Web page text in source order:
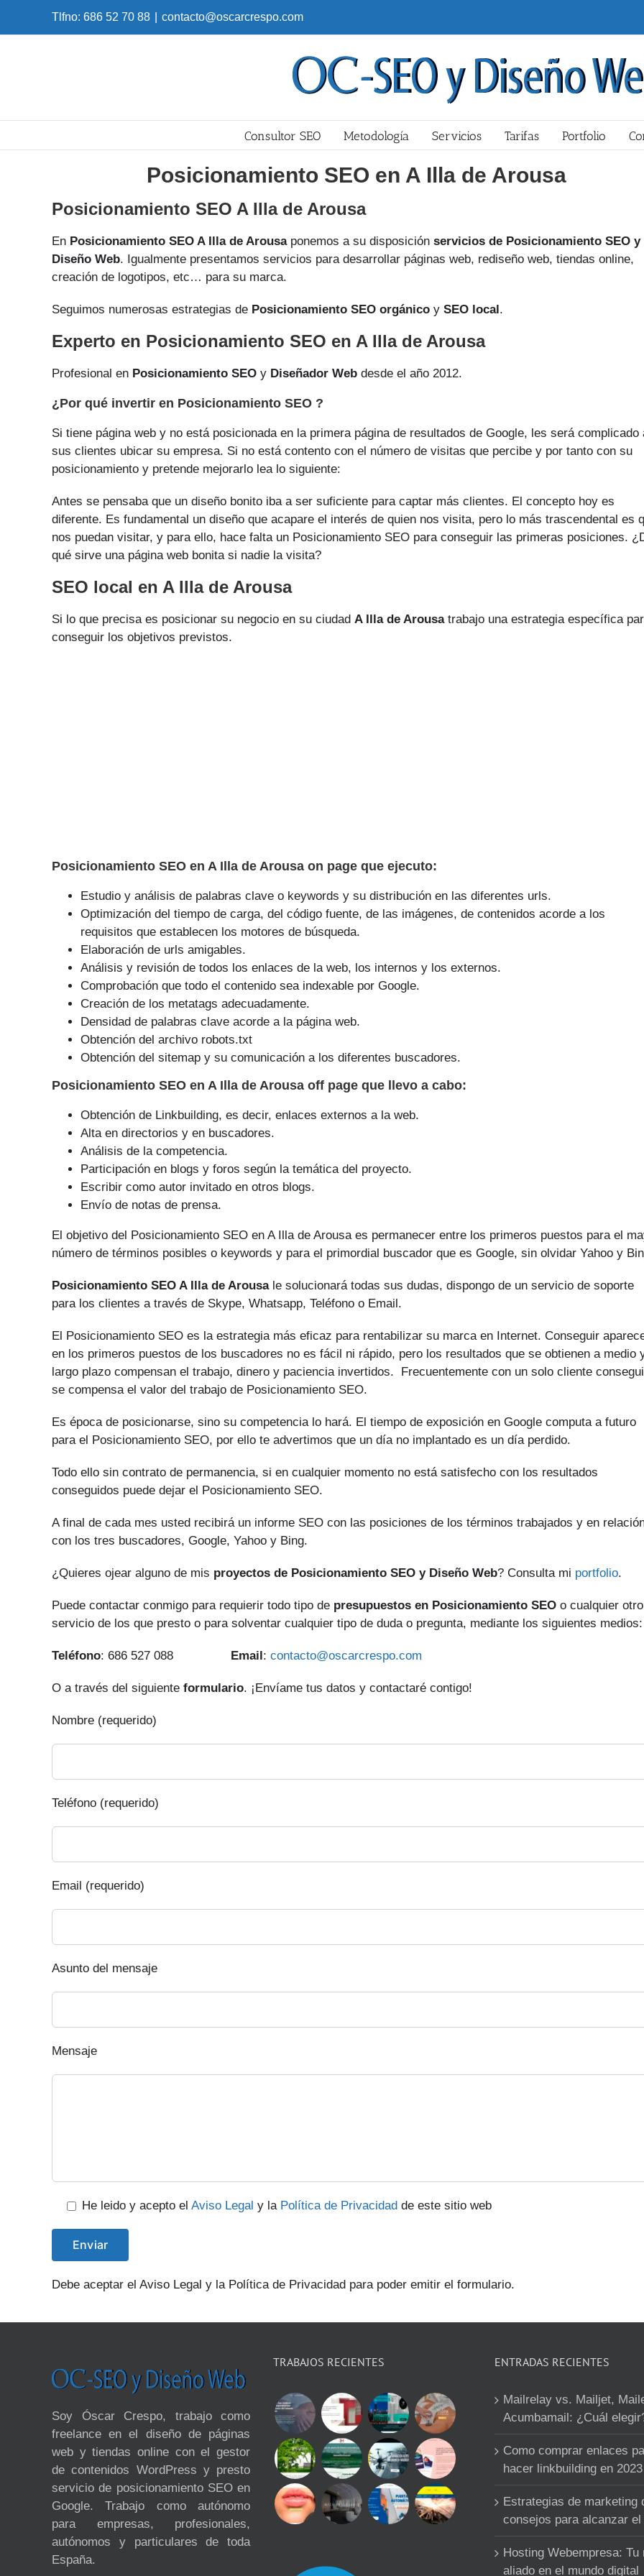
Tlfno: 686 52 70 88 contacto@oscarcrespo.com
Consultor SEO Metodología Servicios Tarifas Portfolio
Posicionamiento SEO en A Illa de Arousa
Posicionamiento SEO A Illa de Arousa
En Posicionamiento SEO A Illa de Arousaponemos a su disposición servicios de Posicionamiento SEO y
Diseño Web. Igualmente presentamos servicios para desarrollar páginas web, rediseño web, tiendas online,
creación de logotipos, etc… para su marca.
Seguimos numerosas estrategias de Posicionamiento SEO orgánico y SEO local.
Experto en Posicionamiento SEO en A Illa de Arousa
Profesional en Posicionamiento SEO y Diseñador Web desde el año 2012.
¿Por qué invertir en Posicionamiento SEO ?
Si tiene página web y no está posicionada en la primera página de resultados de Google, les será complicado
sus clientes ubicar su empresa. Si no está contento con el número de visitas que percibe y por tanto con su
posicionamiento y pretende mejorarlo lea lo siguiente:
Antes se pensaba que un diseño bonito iba a ser suficiente para captar más clientes. El concepto hoy es
diferente. Es fundamental un diseño que acapare el interés de quien nos visita, pero lo más trascendental es
nos puedan visitar, y para ello, hace falta un Posicionamiento SEO para conseguir las primeras posiciones.
qué sirve una página web bonita si nadie la visita?
SEO local en A Illa de Arousa
Si lo que precisa es posicionar su negocio en su ciudad A Illa de Arousatrabajo una estrategia específica
conseguir los objetivos previstos.
Posicionamiento SEO en A Illa de Arousa on page que ejecuto:
Estudio y análisis de palabras clave o keywords y su distribución en las diferentes urls.
Optimización del tiempo de carga, del código fuente, de las imágenes, de contenidos acorde a los
requisitos que establecen los motores de búsqueda.
Elaboración de urls amigables.
Análisis y revisión de todos los enlaces de la web, los internos y los externos.
Comprobación que todo el contenido sea indexable por Google.
Creación de los metatags adecuadamente.
Densidad de palabras clave acorde a la página web.
Obtención del archivo robots.txt
Obtención del sitemap y su comunicación a los diferentes buscadores.
Posicionamiento SEO en A Illa de Arousa off page que llevo a cabo:
Obtención de Linkbuilding, es decir, enlaces externos a la web.
Alta en directorios y en buscadores.
Análisis de la competencia.
Participación en blogs y foros según la temática del proyecto.
Escribir como autor invitado en otros blogs.
Envío de notas de prensa.
El objetivo del Posicionamiento SEO en A Illa de Arousa es permanecer entre los primeros puestos para el
número de tér­minos posibles o keywords y para el primordial buscador que es Google, sin olvidar Yahoo y
Posicionamiento SEO A Illa de Arousale solucionará todas sus dudas, dispongo de un servicio de soporte
para los clientes a través de Skype, Whatsapp, Teléfono o Email.
El Posicionamiento SEO es la estrategia más eficaz para rentabilizar su marca en Internet. Conseguir
en los primeros puestos de los buscadores no es fácil ni rápido, pero los resultados que se obtienen a medio
largo plazo compensan el trabajo, dinero y paciencia invertidos. Frecuentemente con un solo cliente
se compensa el valor del trabajo de Posicionamiento SEO.
Es época de posicionarse, sino su competencia lo hará. El tiempo de exposición en Google computa a futuro
para el Posicionamiento SEO, por ello te advertimos que un día no implantado es un día perdido.
Todo ello sin contrato de permanencia, si en cualquier momento no está satisfecho con los resultados
conseguidos puede dejar el Posicionamiento SEO.
A final de cada mes usted recibirá un informe SEO con las posiciones de los términos trabajados y en
con los tres buscadores, Google, Yahoo y Bing.
¿Quieres ojear alguno de mis proyectos de Posicionamiento SEO y Diseño Web? Consulta mi portfolio.
Puede contactar conmigo para requierir todo tipo de presupuestos en Posicionamiento SEO o cualquier otro
servicio de los que presto o para solventar cualquier tipo de duda o pregunta, mediante los siguientes medios:
Teléfono: 686 527 088 Email: contacto@oscarcrespo.com
O a través del siguiente formulario. ¡Envíame tus datos y contactaré contigo!
Nombre (requerido)
Teléfono (requerido)
Email (requerido)
Asunto del mensaje
Mensaje
He leido y acepto el Aviso Legal y la Política de Privacidad de este sitio web
Debe aceptar el Aviso Legal y la Política de Privacidad para poder emitir el formulario.
Soy Óscar Crespo, trabajo como
freelance en el diseño de páginas
web y tiendas online con el gestor
de contenidos WordPress y presto
servicio de posicionamiento SEO en
Google. Trabajo como autónomo
para empresas, profesionales,
autónomos y particulares de toda
España.
TRABAJOS RECIENTES ENTRADAS RECIENTES
Mailrelay vs. Mailjet,
Acumbamail: ¿Cuál
Como comprar enlaces
hacer linkbuilding en 2023
Estrategias de marketing
consejos para alcanzar
Hosting Webempresa: Tu
aliado en el mundo digital